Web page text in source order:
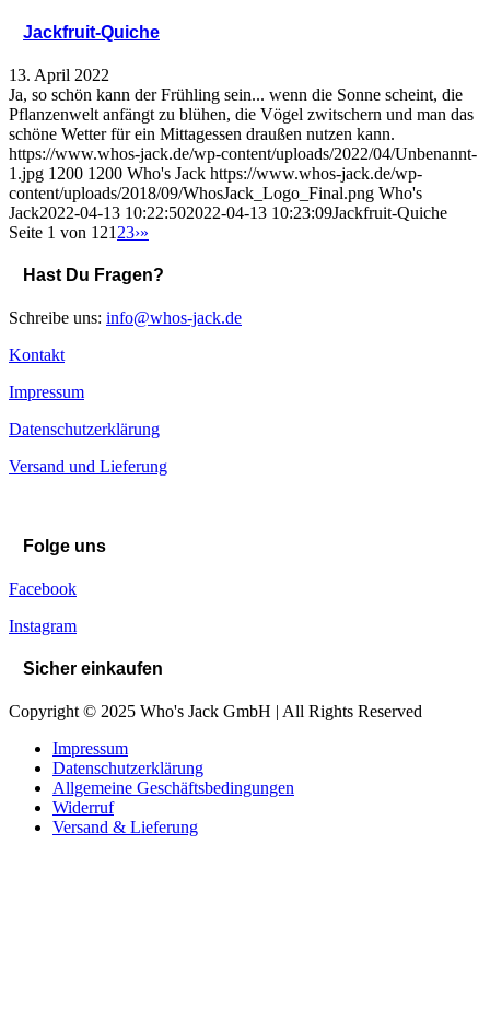
Jackfruit-Quiche
13. April 2022
Ja, so schön kann der Frühling sein... wenn die Sonne scheint, die
Pflanzenwelt anfängt zu blühen, die Vögel zwitschern und man das
schöne Wetter für ein Mittagessen draußen nutzen kann.
https://www.whos-jack.de/wp-content/uploads/2022/04/Unbenannt-
1.jpg 1200 1200 Who's Jack https://www.whos-jack.de/wp-
content/uploads/2018/09/WhosJack_Logo_Final.png Who's
Jack2022-04-13 10:22:502022-04-13 10:23:09Jackfruit-Quiche
Seite 1 von 121 23›»
Hast Du Fragen?
Schreibe uns: info@whos-jack.de
Kontakt
Impressum
Datenschutzerklärung
Versand und Lieferung
Folge uns
Facebook
Instagram
Sicher einkaufen
Copyright © 2025 Who's Jack GmbH | All Rights Reserved
Impressum
Datenschutzerklärung
Allgemeine Geschäftsbedingungen
Widerruf
Versand & Lieferung